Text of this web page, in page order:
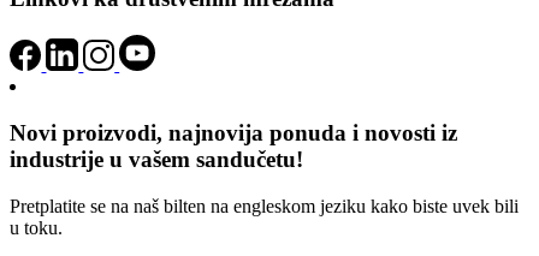
Novi proizvodi, najnovija ponuda i novosti iz
industrije u vašem sandučetu!
Pretplatite se na naš bilten na engleskom jeziku kako biste uvek bili
u toku.